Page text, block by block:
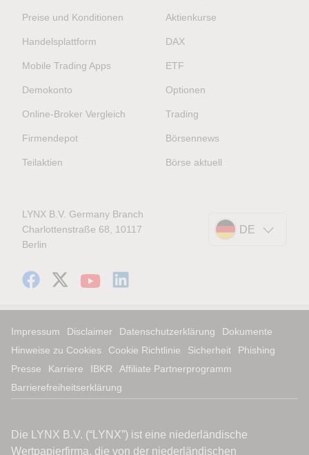
Preise und Konditionen
Handelsplattform
Mobile Trading Apps
Demokonto
Online-Broker Vergleich
Firmendepot
Teilaktien
Aktienkurse
DAX
ETF
Optionen
Trading
Börsennews
Börse aktuell
LYNX B.V. Germany Branch
Charlottenstraße 68, 10117
Berlin
DE
Impressum Disclaimer Datenschutzerklärung
Dokumente
Hinweise zu Cookies
Cookie Richtlinie Sicherheit
Phishing
Presse
Karriere IBKR
Affiliate Partnerprogramm
Barrierefreiheitserklärung